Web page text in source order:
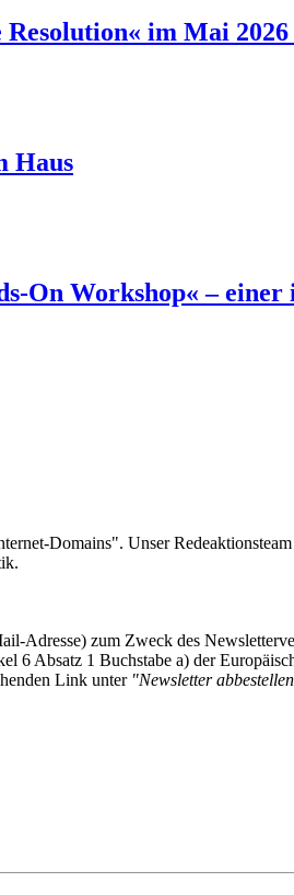
im Mai
Haus
On Workshop« – einer
Domains". Unser
Adresse) zum Zweck des
6 Absatz 1 Buchstabe a) der
Link unter "Newsletter